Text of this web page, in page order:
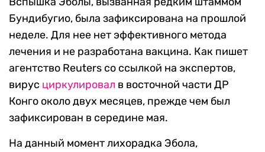
Бундибугио, была зафиксирована на прошлой
неделе. Для нее нет эффективного метода
лечения и не разработана вакцина. Как пишет
агентство Reuters со ссылкой на экспертов,
вирус циркулировал в восточной части ДР
Конго около двух месяцев, прежде чем был
зафиксирован в середине мая.
На данный момент лихорадка Эбола,